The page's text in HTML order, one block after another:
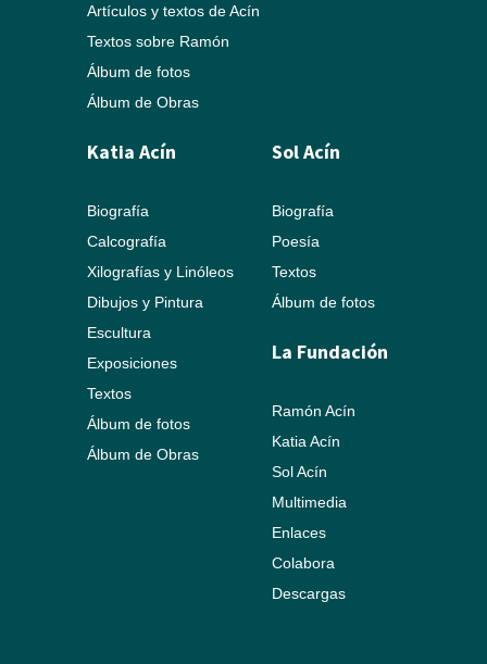
Artículos y textos de Acín
Textos sobre Ramón
Álbum de fotos
Álbum de Obras
Katia Acín
Biografía
Calcografía
Xilografías y Linóleos
Dibujos y Pintura
Escultura
Exposiciones
Textos
Álbum de fotos
Álbum de Obras
Sol Acín
Biografía
Poesía
Textos
Álbum de fotos
La Fundación
Ramón Acín
Katia Acín
Sol Acín
Multimedia
Enlaces
Colabora
Descargas